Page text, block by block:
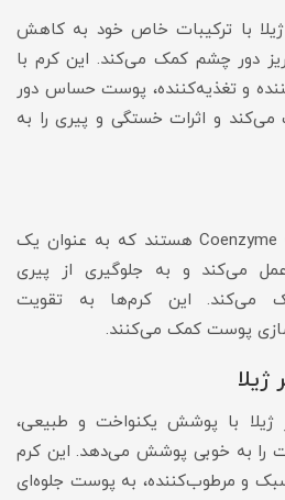
ژیلا با ترکیبات خاص خود به کاهش
دور چشم کمک می‌کند. این کرم با
و تغذیه‌کننده، پوست حساس دور
و اثرات خستگی و پیری را به
این کرم‌ها حاوی Coenzyme Q10 هستند که به عنوان یک
می‌کند و به جلوگیری از پیری
می‌کند. این کرم‌ها به تقویت
پوست کمک می‌کنند.
ژیلا با پوشش یکنواخت و طبیعی،
را به خوبی پوشش می‌دهد. این کرم
سبک و مرطوب‌کننده، به پوست جلوه‌ای